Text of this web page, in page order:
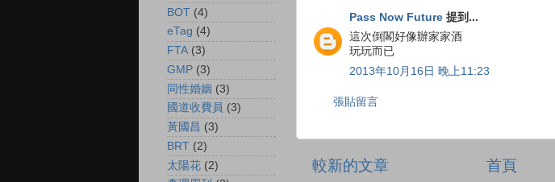
Pass Now Future 提到...
這次倒閣好像辦家家酒
玩玩而已
2013年10月16日 晚上11:23
張貼留言
較新的文章 首頁
BOT (4)
eTag (4)
FTA (3)
GMP (3)
同性婚姻 (3)
國道收費員 (3)
黃國昌 (3)
BRT (2)
太陽花 (2)